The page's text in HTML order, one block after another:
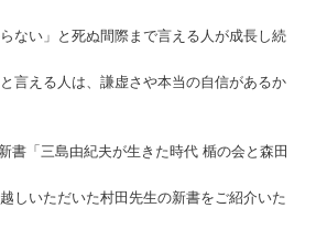
ない」と死ぬ間際まで言える人が成長し続
言える人は、謙虚さや本当の自信があるか
書「三島由紀夫が生きた時代 楯の会と森田
しいただいた村田先生の新書をご紹介いた